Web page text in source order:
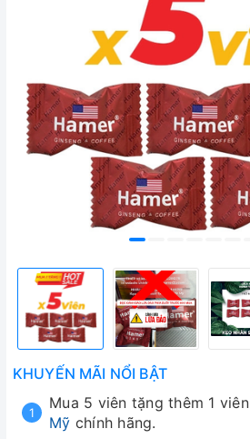
KHUYẾN MÃI NỔI BẬT
Mua 5 viên tặng thêm 1 viên
Mỹ chính hãng.